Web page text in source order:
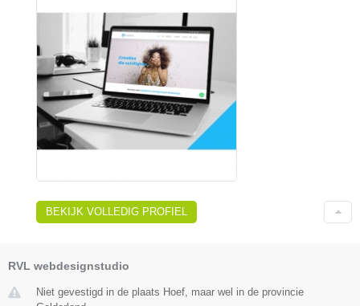
BEKIJK VOLLEDIG PROFIEL
RVL webdesignstudio
Niet gevestigd in de plaats Hoef, maar wel in de provincie